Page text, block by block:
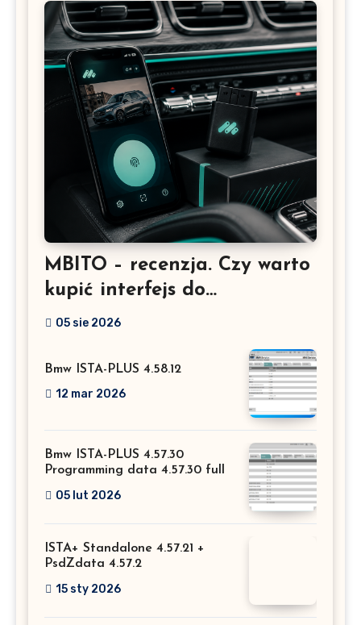
MBITO – recenzja. Czy warto
kupić interfejs do
Mercedesa? Test, opinia i
05 sie 2026
Bmw ISTA-PLUS 4.58.12
12 mar 2026
Bmw ISTA-PLUS 4.57.30
Programming data 4.57.30 full
05 lut 2026
ISTA+ Standalone 4.57.21 +
PsdZdata 4.57.2
15 sty 2026